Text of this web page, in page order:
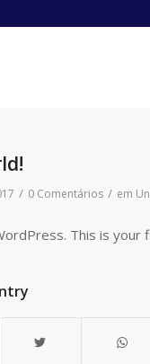
/ 0 Comentários / em
This is